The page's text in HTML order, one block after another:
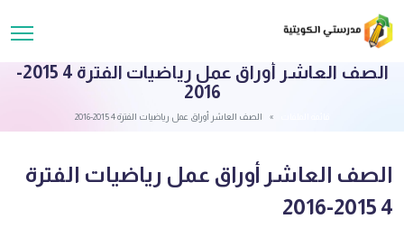
الصف العاشر أوراق عمل رياضيات الفترة 4 2015-
2016
الصف العاشر أوراق عمل رياضيات الفترة 4 2015-2016
الصف العاشر أوراق عمل رياضيات الفترة
4 2015-2016